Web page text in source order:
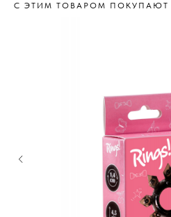
С ЭТИМ ТОВАРОМ ПОКУПАЮТ